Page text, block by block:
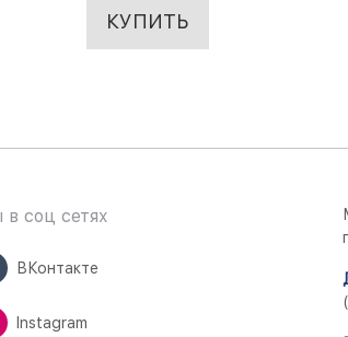
КУПИТЬ
соц сетях
ВКонтакте
Instagram